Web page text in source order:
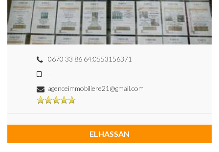
0670 33 86 64;0553156371
-
agenceimmobiliere21@gmail.com
ELHASSAN